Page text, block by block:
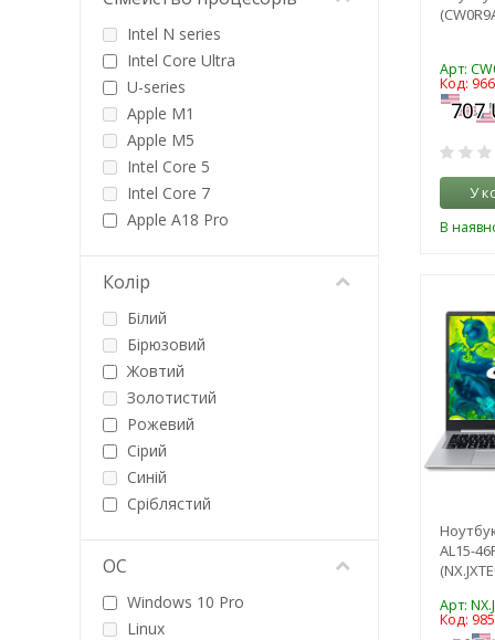
Арт:
Код:
У
В
AL15-
Арт:
Код:
Intel N series
Intel Core Ultra
U-series
Apple M1
Apple M5
Intel Core 5
Intel Core 7
Apple A18 Pro
Intel Core 9
Intel Celeron
Intel Core i3
Intel Core i5
Intel Core i7
Intel Core i9
AMD Athlon
AMD A-series
AMD Ryzen 3
AMD Ryzen 5
AMD Ryzen 7
AMD Ryzen 9
Вбудований CPU
Колір
Білий
Бірюзовий
Жовтий
Золотистий
Рожевий
Сірий
Синій
Сріблястий
ОС
Windows 10 Pro
Linux